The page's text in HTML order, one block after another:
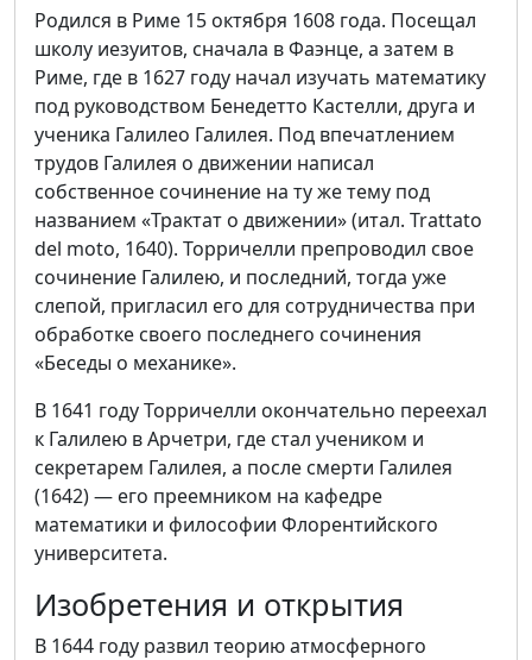
Родился в Риме 15 октября 1608 года. Посещал
школу иезуитов, сначала в Фаэнце, а затем в
Риме, где в 1627 году начал изучать математику
под руководством Бенедетто Кастелли, друга и
ученика Галилео Галилея. Под впечатлением
трудов Галилея о движении написал
собственное сочинение на ту же тему под
названием «Трактат о движении» (итал. Trattato
del moto, 1640). Торричелли препроводил свое
сочинение Галилею, и последний, тогда уже
слепой, пригласил его для сотрудничества при
обработке своего последнего сочинения
«Беседы о механике».
В 1641 году Торричелли окончательно переехал
к Галилею в Арчетри, где стал учеником и
секретарем Галилея, а после смерти Галилея
(1642) — его преемником на кафедре
математики и философии Флорентийского
университета.
Изобретения и открытия
В 1644 году развил теорию атмосферного